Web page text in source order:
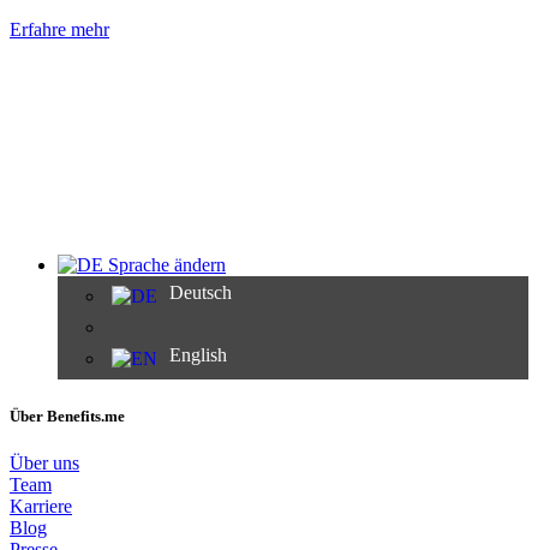
Erfahre mehr
Sprache ändern
Deutsch
English
Über Benefits.me
Über uns
Team
Karriere
Blog